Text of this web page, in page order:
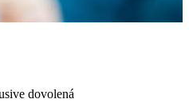
dovolená